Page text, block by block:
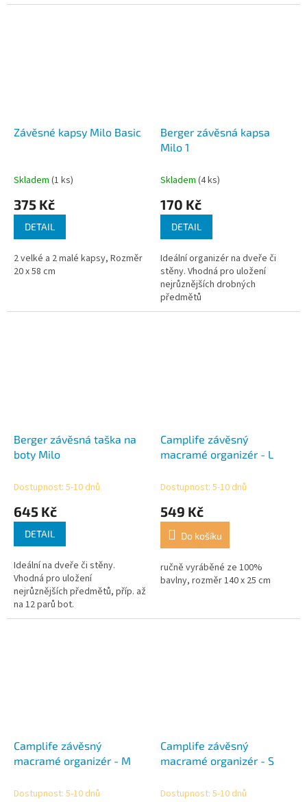
Závěsné kapsy Milo Basic
Skladem (1 ks)
375 Kč
DETAIL
2 velké a 2 malé kapsy, Rozměr
20 x 58 cm
Berger závěsná kapsa
Milo 1
Skladem (4 ks)
170 Kč
DETAIL
Ideální organizér na dveře či
stěny. Vhodná pro uložení
nejrůznějších drobných
předmětů
Berger závěsná taška na
boty Milo
Dostupnost: 5-10 dnů
645 Kč
DETAIL
Ideální na dveře či stěny.
Vhodná pro uložení
nejrůznějších předmětů, příp. až
na 12 parů bot.
Camplife závěsný
macramé organizér - L
Dostupnost: 5-10 dnů
549 Kč
Do košíku
ručně vyráběné ze 100%
bavlny, rozměr 140 x 25 cm
Camplife závěsný
macramé organizér - M
Dostupnost: 5-10 dnů
Camplife závěsný
macramé organizér - S
Dostupnost: 5-10 dnů